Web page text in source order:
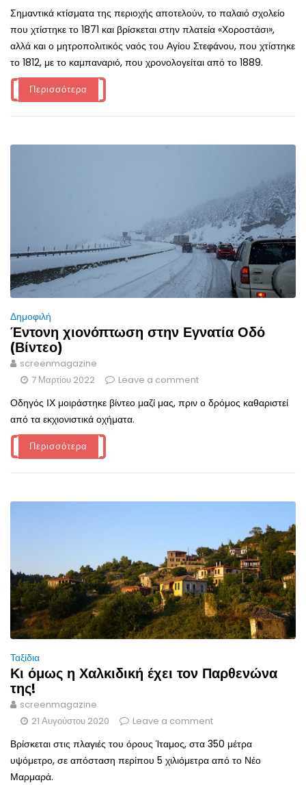
Σημαντικά κτίσματα της περιοχής αποτελούν, το παλαιό σχολείο
που χτίστηκε το 1871 και βρίσκεται στην πλατεία «Χοροστάσι»,
αλλά και ο μητροπολιτικός ναός του Αγίου Στεφάνου, που χτίστηκε
το 1812, με το καμπαναριό, που χρονολογείται από το 1889.
Περισσότερα
Δημοφιλή
Έντονη χιονόπτωση στην Εγνατία Οδό
(Βίντεο)
screenmagazine
7 Μαρτίου 2022
Leave a comment
Οδηγός ΙΧ μοιράστηκε βίντεο μαζί μας, πριν ο δρόμος καθαριστεί
από τα εκχιονιστικά οχήματα.
Περισσότερα
Ταξίδια
Κι όμως η Χαλκιδική έχει τον Παρθενώνα
της!
screenmagazine
21 Αυγούστου 2020
Leave a comment
Βρίσκεται στις πλαγιές του όρους Ίταμος, στα 350 μέτρα
υψόμετρο, σε απόσταση περίπου 5 χιλιόμετρα από το Νέο
Μαρμαρά.